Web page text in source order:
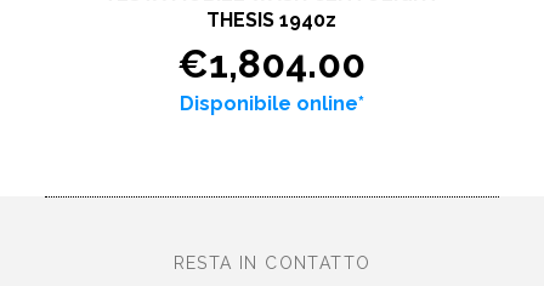
THESIS 1940z
€1,804.00
Disponibile online*
RESTA IN CONTATTO